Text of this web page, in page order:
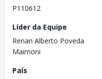
P110612
Líder da Equipe
Renan Alberto Poveda
Maimoni
País